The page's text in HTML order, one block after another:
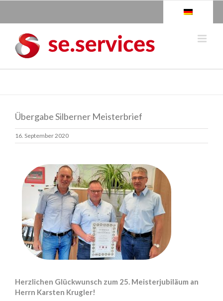
Übergabe Silberner Meisterbrief
16. September 2020
Herzlichen Glückwunsch zum 25. Meisterjubiläum an
Herrn Karsten Krugler!